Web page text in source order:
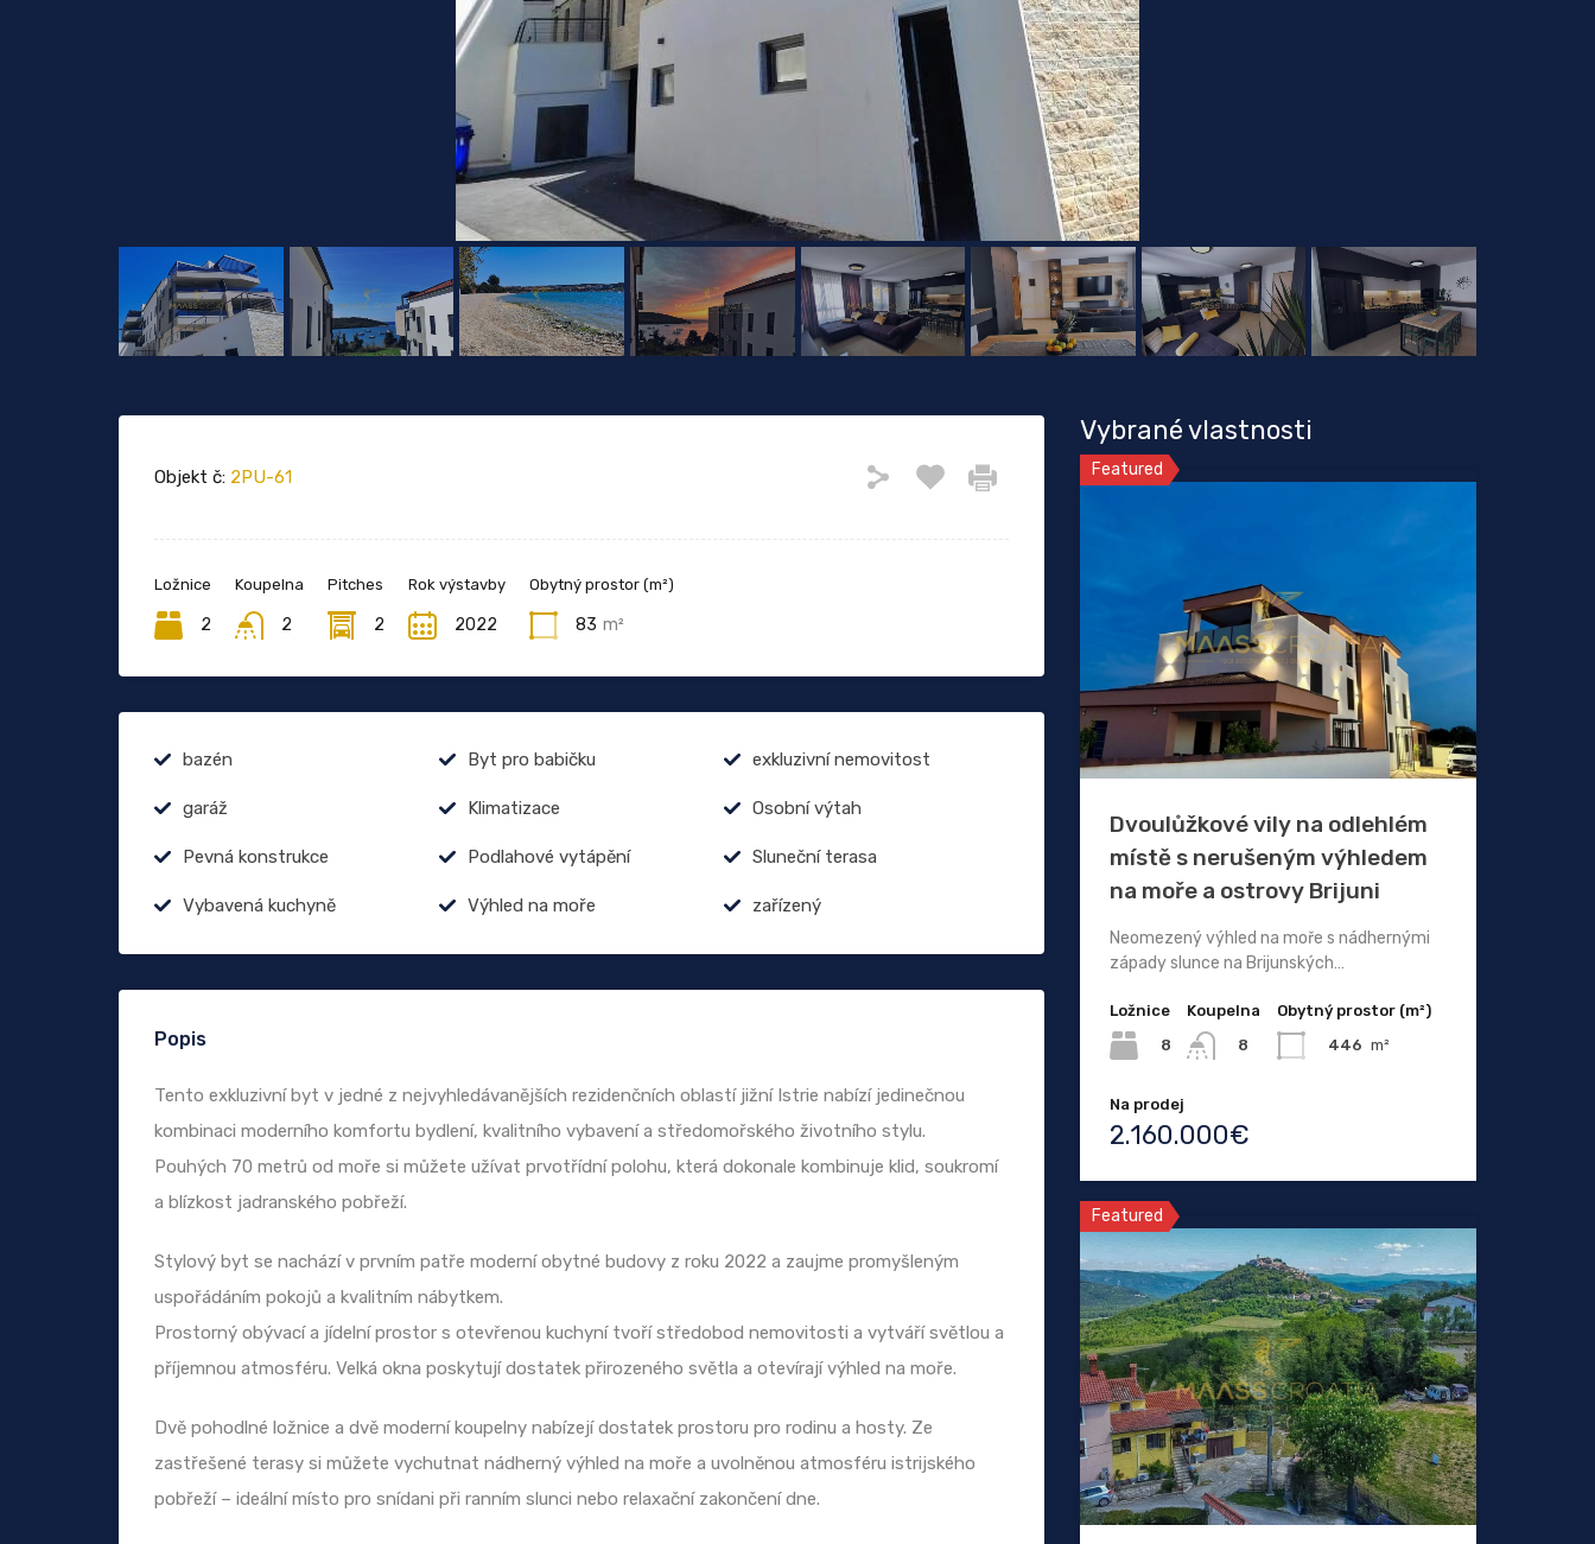
Objekt č: 2PU-61
Ložnice
2
Koupelna
2
Pitches
2
Rok výstavby
2022
Obytný prostor (m²)
83 m²
bazén Byt pro babičku exkluzivní nemovitost
garáž Klimatizace Osobní výtah
Pevná konstrukce Podlahové vytápění Sluneční terasa
Vybavená kuchyně Výhled na moře zařízený
Popis
Tento exkluzivní byt v jedné z nejvyhledávanějších rezidenčních oblastí jižní Istrie nabízí jedinečnou
kombinaci moderního komfortu bydlení, kvalitního vybavení a středomořského životního stylu.
Pouhých 70 metrů od moře si můžete užívat prvotřídní polohu, která dokonale kombinuje klid, soukromí
a blízkost jadranského pobřeží.
Stylový byt se nachází v prvním patře moderní obytné budovy z roku 2022 a zaujme promyšleným
uspořádáním pokojů a kvalitním nábytkem.
Prostorný obývací a jídelní prostor s otevřenou kuchyní tvoří středobod nemovitosti a vytváří světlou a
příjemnou atmosféru. Velká okna poskytují dostatek přirozeného světla a otevírají výhled na moře.
Dvě pohodlné ložnice a dvě moderní koupelny nabízejí dostatek prostoru pro rodinu a hosty. Ze
zastřešené terasy si můžete vychutnat nádherný výhled na moře a uvolněnou atmosféru istrijského
pobřeží – ideální místo pro snídani při ranním slunci nebo relaxační zakončení dne.
Vybrané vlastnosti
Featured
Dvoulůžkové vily na odlehlém
místě s nerušeným výhledem
na moře a ostrovy Brijuni
Neomezený výhled na moře s nádhernými
západy slunce na Brijunských…
Ložnice
8
Koupelna
8
Obytný prostor (m²)
446 m²
Na prodej
2.160.000€
Featured